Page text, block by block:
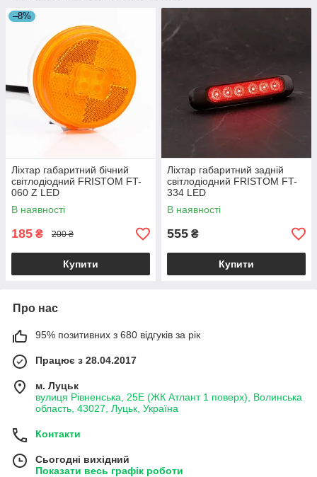
–8%
Ліхтар габаритний бічний
світлодіодний FRISTOM FT-
060 Z LED
В наявності
185 ₴ 200 ₴
Купити
Ліхтар габаритний задній
світлодіодний FRISTOM FT-
334 LED
В наявності
555 ₴
Купити
Про нас
95% позитивних з 680 відгуків за рік
Працює з 28.04.2017
м. Луцьк
вулиця Рівненська, 25Е (ЖК Атлант 1 поверх), Волинська
область, 43027, Луцьк, Україна
Контакти
Сьогодні вихідний
Показати весь графік роботи